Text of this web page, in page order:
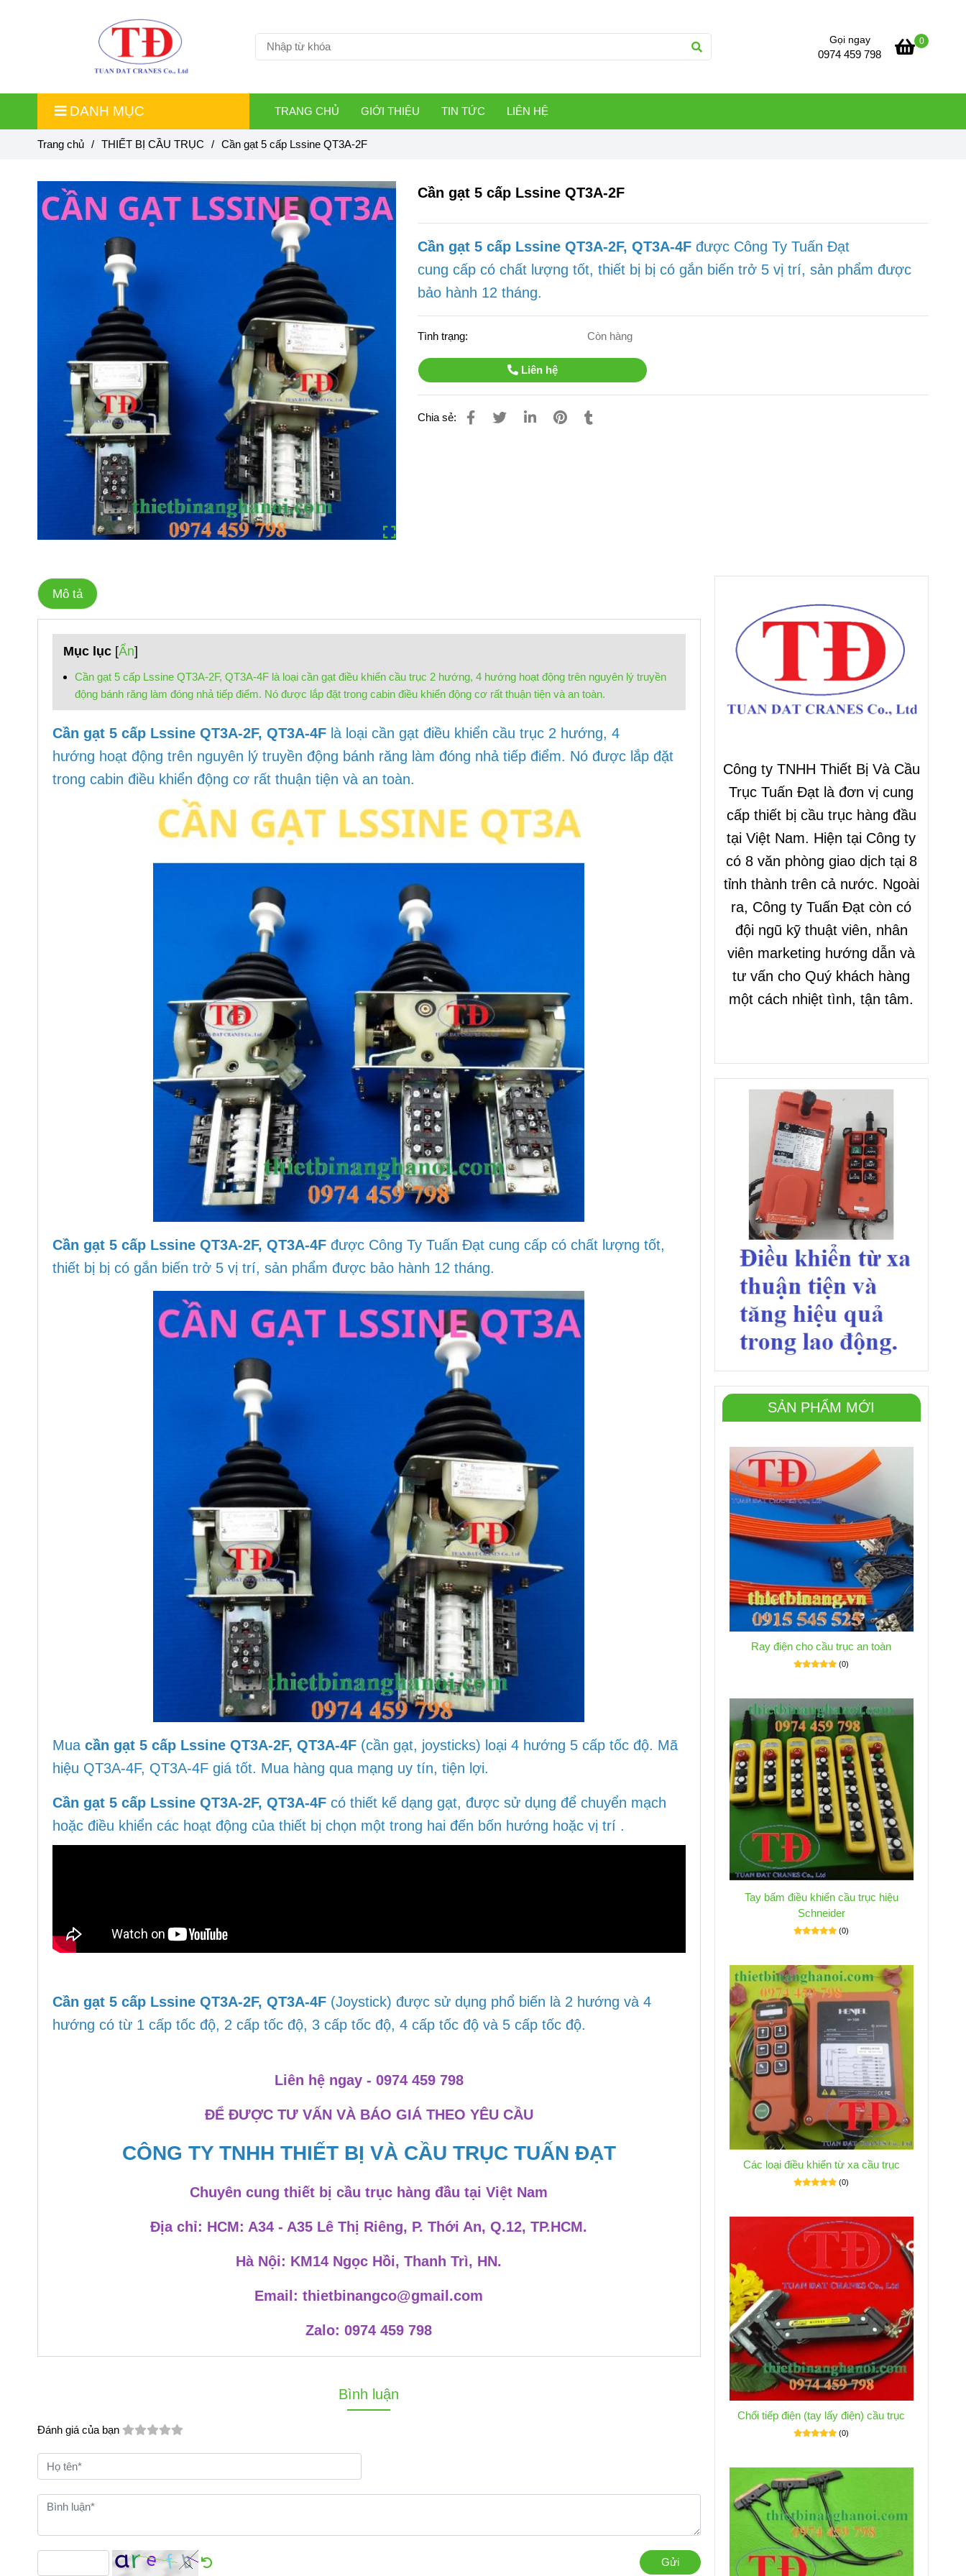
Gọi ngay
0974 459 798
0
DANH MỤC TRANG CHỦ GIỚI THIỆU TIN TỨC LIÊN HỆ
Trang chủ / THIẾT BỊ CẦU TRỤC / Cần gạt 5 cấp Lssine QT3A-2F
Cần gạt 5 cấp Lssine QT3A-2F
Cần gạt 5 cấp Lssine QT3A-2F, QT3A-4F được Công Ty Tuấn Đạt
cungcấp có chất lượng tốt, thiết bị bị có gắn biến trở 5 vị trí, sản phẩm được
bảo hành 12 tháng.
Tình trạng: Còn hàng
Liên hệ
Chia sẻ:
Mô tả
Mục lục [Ẩn]
Cần gạt 5 cấp Lssine QT3A-2F, QT3A-4F là loại cần gạt điều khiển cầu trục 2 hướng, 4 hướng hoạt động trên nguyên lý truyền
động bánh răng làm đóng nhả tiếp điểm. Nó được lắp đặt trong cabin điều khiển động cơ rất thuận tiện và an toàn.
Cần gạt 5 cấp Lssine QT3A-2F, QT3A-4F là loại cần gạt điều khiển cầu trục 2 hướng, 4
hướng hoạt động trên nguyên lý truyền động bánh răng làm đóng nhả tiếp điểm. Nó được lắp đặt
trong cabin điều khiển động cơ rất thuận tiện và an toàn.
Cần gạt 5 cấp Lssine QT3A-2F, QT3A-4F được Công Ty Tuấn Đạt cung cấp có chất lượng tốt,
thiết bị bị có gắn biến trở 5 vị trí, sản phẩm được bảo hành 12 tháng.
Mua cần gạt 5 cấp Lssine QT3A-2F, QT3A-4F (cần gạt, joysticks) loại 4 hướng 5 cấp tốc độ. Mã
hiệu QT3A-4F, QT3A-4F giá tốt. Mua hàng qua mạng uy tín, tiện lợi.
Cần gạt 5 cấp Lssine QT3A-2F, QT3A-4F có thiết kế dạng gạt, được sử dụng để chuyển mạch
hoặc điều khiển các hoạt động của thiết bị chọn một trong hai đến bốn hướng hoặc vị trí .
Cần gạt 5 cấp Lssine QT3A-2F, QT3A-4F (Joystick) được sử dụng phổ biến là 2 hướng và 4
hướng có từ 1 cấp tốc độ, 2 cấp tốc độ, 3 cấp tốc độ, 4 cấp tốc độ và 5 cấp tốc độ.
Liên hệ ngay - 0974 459 798
ĐỂ ĐƯỢC TƯ VẤN VÀ BÁO GIÁ THEO YÊU CẦU
CÔNG TY TNHH THIẾT BỊ VÀ CẦU TRỤC TUẤN ĐẠT
Chuyên cung thiết bị cầu trục hàng đầu tại Việt Nam
Địa chỉ: HCM: A34 - A35 Lê Thị Riêng, P. Thới An, Q.12, TP.HCM.
Hà Nội: KM14 Ngọc Hồi, Thanh Trì, HN.
Email: thietbinangco@gmail.com
Zalo: 0974 459 798
Bình luận
Đánh giá của bạn
Gửi
Công ty TNHH Thiết Bị Và Cầu
Trục Tuấn Đạt là đơn vị cung
cấp thiết bị cầu trục hàng đầu
tại Việt Nam. Hiện tại Công ty
có 8 văn phòng giao dịch tại 8
tỉnh thành trên cả nước. Ngoài
ra, Công ty Tuấn Đạt còn có
đội ngũ kỹ thuật viên, nhân
viên marketing hướng dẫn và
tư vấn cho Quý khách hàng
một cách nhiệt tình, tận tâm.
SẢN PHẨM MỚI
Ray điện cho cầu trục an toàn
(0)
Tay bấm điều khiển cầu trục hiệu
Schneider
(0)
Các loại điều khiển từ xa cầu trục
(0)
Chổi tiếp điện (tay lấy điện) cầu trục
(0)